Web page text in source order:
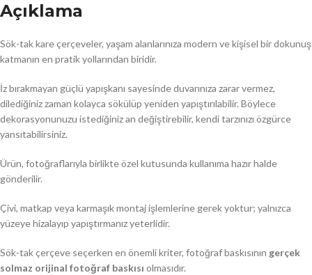
Açıklama
Sök-tak kare çerçeveler, yaşam alanlarınıza modern ve kişisel bir dokunuş
katmanın en pratik yollarından biridir.
İz bırakmayan güçlü yapışkanı sayesinde duvarınıza zarar vermez,
dilediğiniz zaman kolayca sökülüp yeniden yapıştırılabilir. Böylece
dekorasyonunuzu istediğiniz an değiştirebilir, kendi tarzınızı özgürce
yansıtabilirsiniz.
Ürün, fotoğraflarıyla birlikte özel kutusunda kullanıma hazır halde
gönderilir.
Çivi, matkap veya karmaşık montaj işlemlerine gerek yoktur; yalnızca
yüzeye hizalayıp yapıştırmanız yeterlidir.
Sök-tak çerçeve seçerken en önemli kriter, fotoğraf baskısının gerçek
solmaz orijinal fotoğraf baskısı olmasıdır.